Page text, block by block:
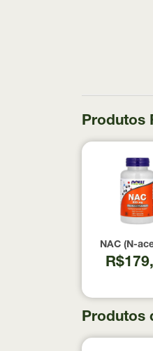
Produtos
NAC (N-
Produtos